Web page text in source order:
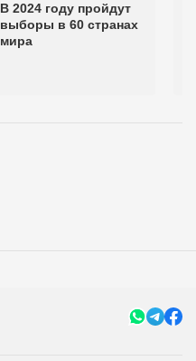
В 2024 году пройдут
выборы в 60 странах
мира